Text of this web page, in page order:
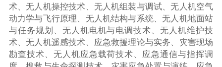
术、无人机操控技术、无人机组装与调试、无人机空气
动力学与飞行原理、无人机结构与系统、无人机地面站
与任务规划、无人机电机与电调技术、无人机维护技
术、无人机遥感技术、应急救援理论与实务、灾害现场
勘查技术、无人机应急载荷技术、应急通信与指挥调